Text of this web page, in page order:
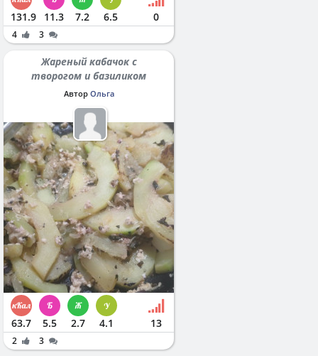
131.9 11.3 7.2 6.5 0
4 3
Жареный кабачок с
творогом и базиликом
Автор Ольга
63.7 5.5 2.7 4.1 13
2
3